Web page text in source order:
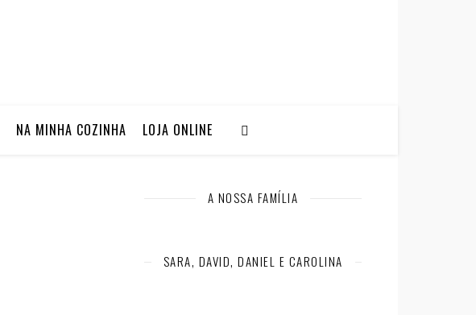
NA MINHA COZINHA LOJA ONLINE
A NOSSA FAMÍLIA
SARA, DAVID, DANIEL E CAROLINA